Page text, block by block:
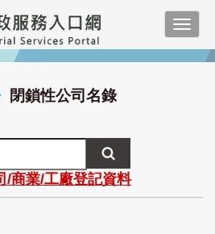
閉鎖性公司名錄
/商業/工廠登記資料